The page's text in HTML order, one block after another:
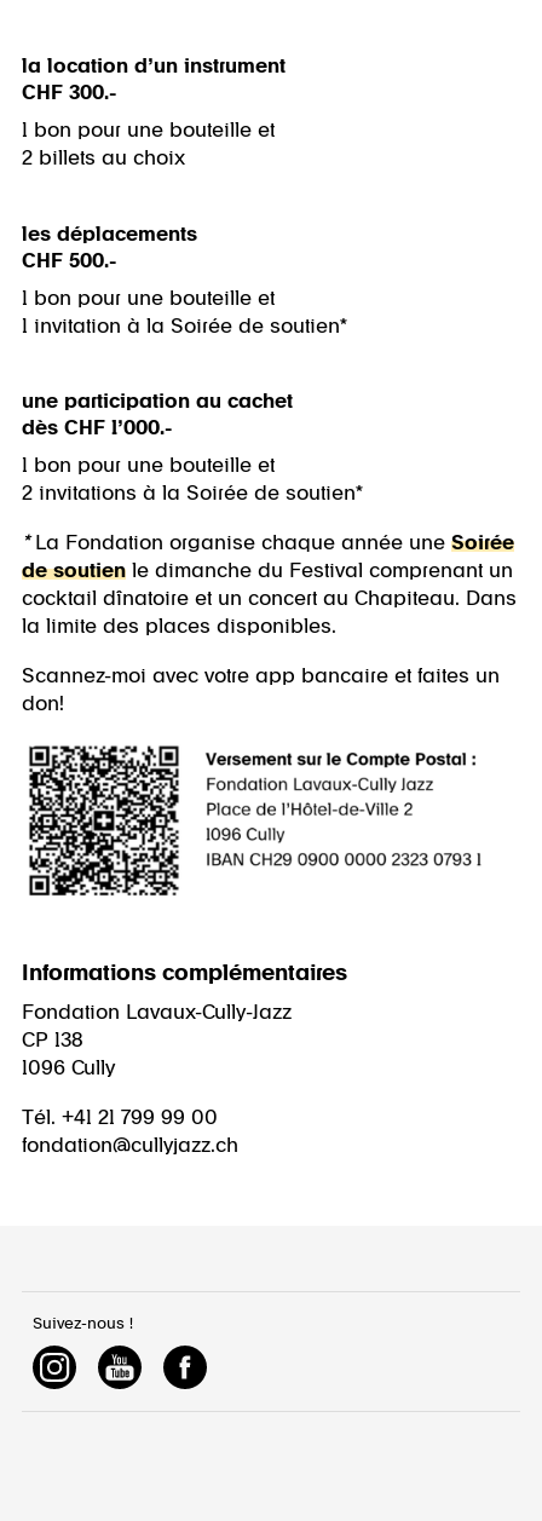
la location d’un instrument
CHF 300.-
1 bon pour une bouteille et
2 billets au choix
les déplacements
CHF 500.-
1 bon pour une bouteille et
1 invitation à la Soirée de soutien*
une participation au cachet
dès CHF 1’000.-
1 bon pour une bouteille et
2 invitations à la Soirée de soutien*
* La Fondation organise chaque année une Soirée
de soutien le dimanche du Festival comprenant un
cocktail dînatoire et un concert au Chapiteau. Dans
la limite des places disponibles.
Scannez-moi avec votre app bancaire et faites un
don!
Informations complémentaires
Fondation Lavaux-Cully-Jazz
CP 138
1096 Cully
Tél. +41 21 799 99 00
fondation@cullyjazz.ch
Suivez-nous !